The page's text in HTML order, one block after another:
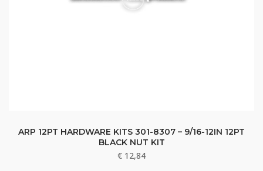
ARP 12PT HARDWARE KITS 301-8307 – 9/16-12IN 12PT
BLACK NUT KIT
€ 12,84